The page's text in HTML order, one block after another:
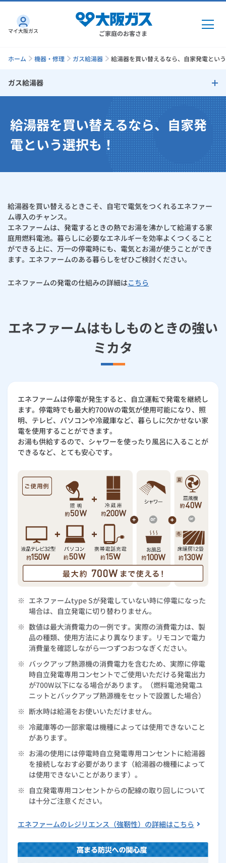
ご家庭のお客さま
ガス・電気 トップ
GAS得プラン
一般料金
「大阪ガスの都市ガス」への切り替えについて
電気 トップ
「大阪ガスの電気」が選ばれる理由
太陽光発電余剰電力買取サービス
まとめプラン紹介
ガスと電気の使用開始の申込
インターネット
料金プラン
工事・開通までの流れ
簡単プラン診断
インターネットのお申込み
機器
キッチン
ガスオーブン
食器洗い乾燥機
ガス温水浴室暖房乾燥機
「カワック・ミストカワック」
ガスファンヒーター
ガス温水床暖房「ヌック」
取替用ガスコンセント
ガスコード
ガス栓の増設 プラスライン
発電・省エネ
太陽光発電
蓄電池
スマイルーフ
ぴこぴこ・スマぴこ・けむぴこ
消火器
修理
取扱説明書を探す
らく得保証
くらしのサービストップ
リフォーム・リノベーション
リフォーム・リノベーション トップ
リノベーション「マイリノ」
安心・安全
ホームセキュリティ
スマイLINK
プリゼロ
関西おでかけ納税
お手続き・サポート
お手続き一覧
お客さまサポート
お引越しの手続き
ショールーム Daigasコラム
マイ大阪ガス
ホーム 機器・修理 ガス給湯器 給湯器を買い替えるなら、自家発電とい
ガス給湯器
余裕の給湯能力・ラクラク全自動
Micro Bubble Bath Unit（マイクロバブルバスユニット）
マイクロ温浴
ガス給湯器のトラブルと交換のサイン
浴室暖房乾燥機で、さらに快適で安全な浴室に
給湯器を買い替えるなら、自家発電という選択も！
施工もアフターサービスもガスのプロにおまかせ
お客さまの声
商品一覧表
給湯器ぴったり診断
後継機種検索
給湯器を買い替えるなら、自家発
電という選択も！
給湯器を買い替えるときこそ、自宅で電気をつくれるエネファー
ム導入のチャンス。
エネファームは、発電するときの熱でお湯を沸かして給湯する家
庭用燃料電池。暮らしに必要なエネルギーを効率よくつくること
ができる上に、万一の停電時にも、電気とお湯が使うことができ
ます。エネファームのある暮らしをぜひご検討ください。
エネファームの発電の仕組みの詳細はこちら
エネファームはもしものときの強い
ミカタ
エネファームは停電が発生すると、自立運転で発電を継続し
ます。停電時でも最大約700Wの電気が使用可能になり、照
明、テレビ、パソコンや冷蔵庫など、暮らしに欠かせない家
電を使用することができます。
お湯も供給するので、シャワーを使ったり風呂に入ることが
できるなど、とても安心です。
※ エネファームtype Sが発電していない時に停電になった
場合は、自立発電に切り替わりません。
※ 数値は最大消費電力の一例です。実際の消費電力は、製
品の種類、使用方法により異なります。リモコンで電力
消費量を確認しながら一つずつおつなぎください。
※ バックアップ熱源機の消費電力を含むため、実際に停電
時自立発電専用コンセントでご使用いただける発電出力
が700W以下になる場合があります。（燃料電池発電ユ
ニットとバックアップ熱源機をセットで設置した場合）
※ 断水時は給湯をお使いいただけません。
※ 冷蔵庫等の一部家電は機種によっては使用できないこと
があります。
※ お湯の使用には停電時自立発電専用コンセントに給湯器
を接続しなおす必要があります（給湯器の機種によって
は使用できないことがあります）。
※ 自立発電専用コンセントからの配線の取り回しについて
は十分ご注意ください。
エネファームのレジリエンス（強靭性）の詳細はこちら